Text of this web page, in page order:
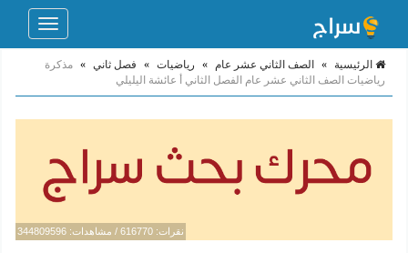
Toggle
الرئيسية » الصف الثاني عشر عام » رياضيات » فصل ثاني » مذكرة
رياضيات الصف الثاني عشر عام الفصل الثاني أ عائشة اليليلي
نقرات: 616770 / مشاهدات: 344809596